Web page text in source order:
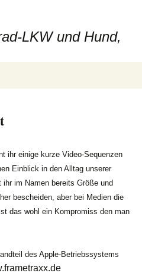
LKW und Hund,
ihr einige kurze Video-Sequenzen
Einblick in den Alltag unserer
ihr im Namen bereits Größe und
bescheiden, aber bei Medien die
das wohl ein Kompromiss den man
des Apple-Betriebssystems